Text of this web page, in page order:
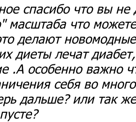
спасибо что вы не
масштаба что
делают
диеты лечат
.А особенно важно
себя во
дальше? или так